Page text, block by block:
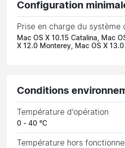
Configuration
Prise en charge du système
Mac OS X 10.15 Catalina, Mac
X 12.0 Monterey, Mac OS X 13.0
Conditions
Température d'opération
0 - 40 °C
Température hors